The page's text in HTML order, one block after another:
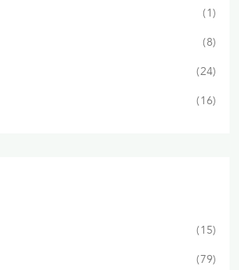
1
8
24
16
15
79